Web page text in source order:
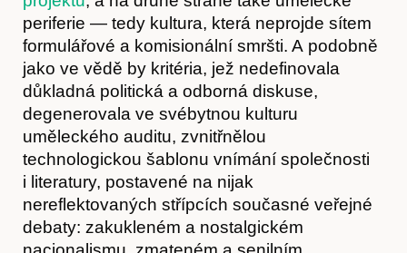
Obchod
periferie — tedy kultura, která neprojde sítem
formulářové a komisionální smršti. A podobně
jako ve vědě by kritéria, jež nedefinovala
důkladná politická a odborná diskuse,
degenerovala ve svébytnou kulturu
uměleckého auditu, zvnitřnělou
technologickou šablonu vnímání společnosti
i literatury, postavené na nijak
nereflektovaných střípcích současné veřejné
debaty: zakukleném a nostalgickém